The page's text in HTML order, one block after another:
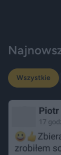
Wszystkie